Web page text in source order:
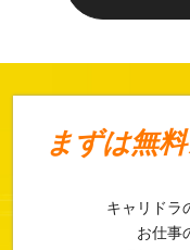
まずは無
キャリドラ
お仕事